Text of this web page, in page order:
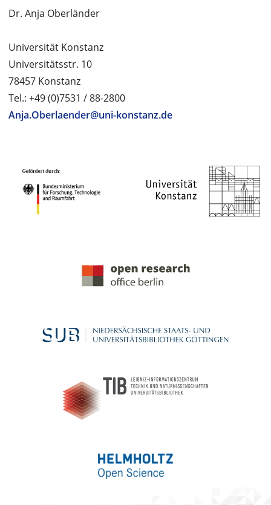
Dr. Anja Oberländer
Universität Konstanz
Universitätsstr. 10
78457 Konstanz
Tel.: +49 (0)7531 / 88-2800
Anja.Oberlaender@uni-konstanz.de